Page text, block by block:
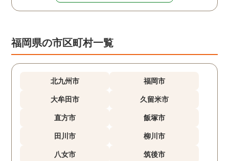
福岡県の市区町村一覧
北九州市 福岡市
大牟田市 久留米市
直方市 飯塚市
田川市 柳川市
八女市 筑後市